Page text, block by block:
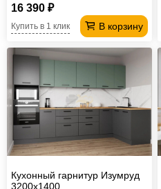
16 390 ₽
В корзину
Купить в 1 клик
Кухонный гарнитур Изумруд
3200х1400